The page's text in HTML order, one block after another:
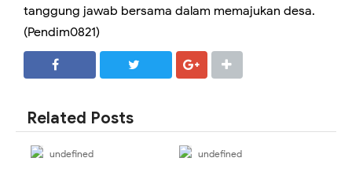
tanggung jawab bersama dalam memajukan desa.
(Pendim0821)
Related Posts
undefined undefined